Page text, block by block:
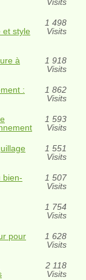
Visits
et style
1 498
Visits
à
1 918
Visits
:
1 862
Visits
1 593
Visits
1 551
Visits
bien-
1 507
Visits
1 754
Visits
pour
1 628
Visits
2 118
Visits